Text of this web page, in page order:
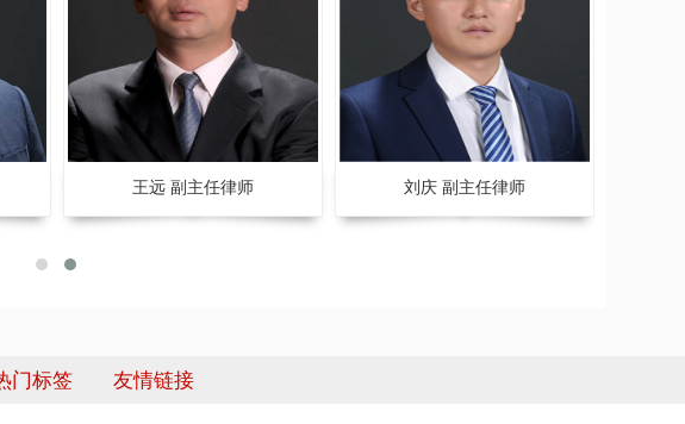
王远 副主任律师 刘庆 副主任律师
门标签 友情链接